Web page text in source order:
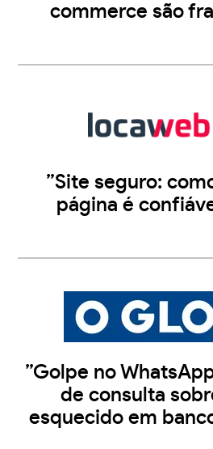
commerce são
”Site seguro:
página é
”Golpe no
de consulta
esquecido em